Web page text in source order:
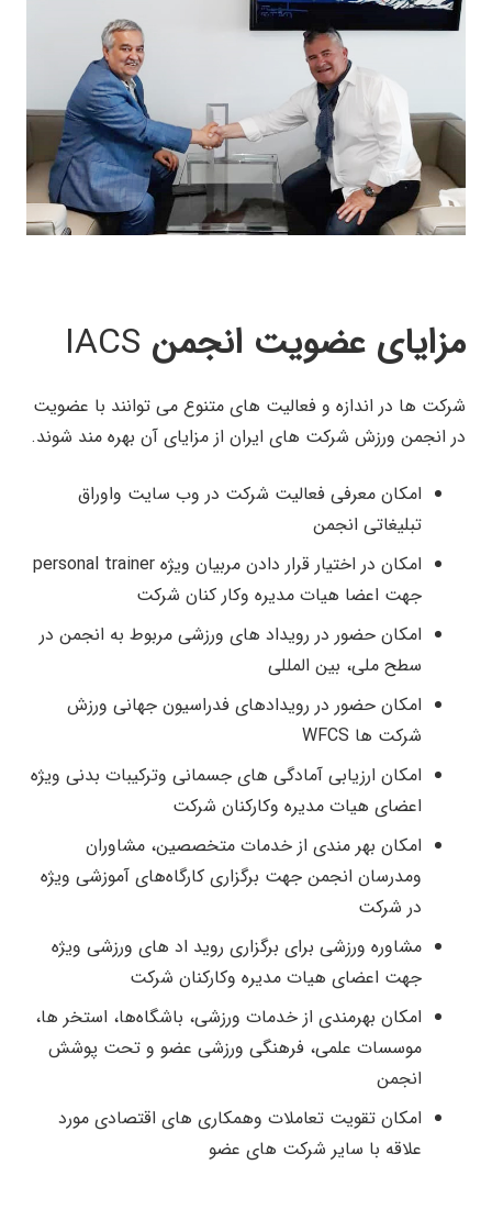
مزایای عضویت انجمن IACS
شرکت ها در اندازه و فعالیت های متنوع می توانند با عضویت
در انجمن ورزش شرکت های ایران از مزایای آن بهره مند شوند.
امکان معرفی فعالیت شرکت در وب سایت واوراق
تبلیغاتی انجمن
امکان در اختیار قرار دادن مربیان ویژه personal trainer
جهت اعضا هیات مدیره وکار کنان شرکت
امکان حضور در رویداد های ورزشی مربوط به انجمن در
سطح ملی، بین المللی
امکان حضور در رویدادهای فدراسیون جهانی ورزش
شرکت ها WFCS
امکان ارزیابی آمادگی های جسمانی وترکیبات بدنی ویژه
اعضای هیات مدیره وکارکنان شرکت
امکان بهر مندی از خدمات متخصصین، مشاوران
ومدرسان انجمن جهت برگزاری کارگاه‌های آموزشی ویژه
در شرکت
مشاوره ورزشی برای برگزاری روید اد های ورزشی ویژه
جهت اعضای هیات مدیره وکارکنان شرکت
امکان بهرمندی از خدمات ورزشی، باشگاه‌ها، استخر ها،
موسسات علمی، فرهنگی ورزشی عضو و تحت پوشش
انجمن
امکان تقویت تعاملات وهمکاری های اقتصادی مورد
علاقه با سایر شرکت های عضو